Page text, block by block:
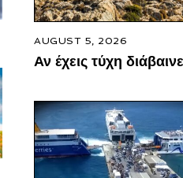
AUGUST 5, 2026
Αν έχεις τύχη